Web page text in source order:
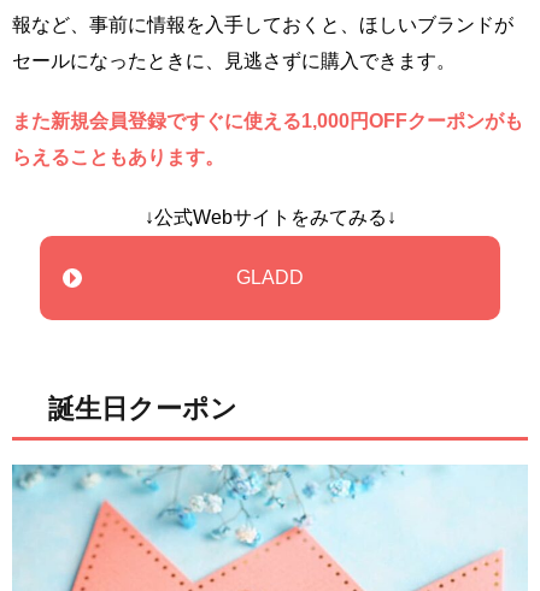
報など、事前に情報を入手しておくと、ほしいブランドが
セールになったときに、見逃さずに購入できます。
また新規会員登録ですぐに使える1,000円OFFクーポンがも
らえることもあります。
↓公式Webサイトをみてみる↓
GLADD
誕生日クーポン